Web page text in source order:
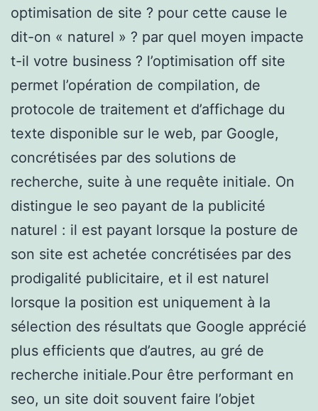
optimisation de site ? pour cette cause le
dit-on « naturel » ? par quel moyen impacte
t-il votre business ? l’optimisation off site
permet l’opération de compilation, de
protocole de traitement et d’affichage du
texte disponible sur le web, par Google,
concrétisées par des solutions de
recherche, suite à une requête initiale. On
distingue le seo payant de la publicité
naturel : il est payant lorsque la posture de
son site est achetée concrétisées par des
prodigalité publicitaire, et il est naturel
lorsque la position est uniquement à la
sélection des résultats que Google apprécié
plus efficients que d’autres, au gré de
recherche initiale.Pour être performant en
seo, un site doit souvent faire l’objet